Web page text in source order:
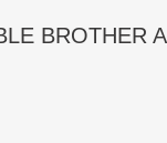
BROTHER